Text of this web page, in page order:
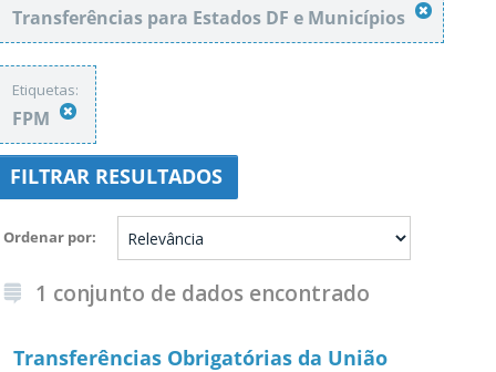
Transferências para Estados DF e Municípios
Etiquetas:
FPM
FILTRAR RESULTADOS
Ordenar por
1 conjunto de dados encontrado
Transferências Obrigatórias da União